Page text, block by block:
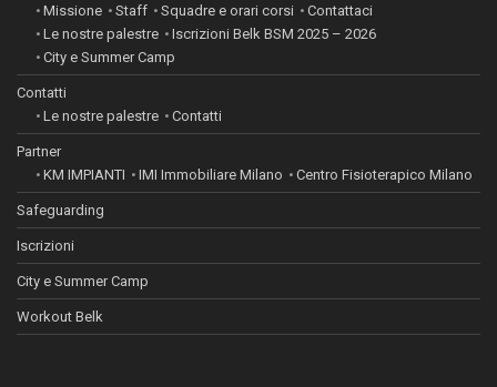
Missione
Staff Squadre e orari corsi
Contattaci
Le nostre palestre
Iscrizioni Belk BSM 2025 – 2026
City e Summer Camp
Contatti
Le nostre palestre
Contatti
Partner
KM IMPIANTI
IMI Immobiliare Milano Centro Fisioterapico Milano
Safeguarding
Iscrizioni
City e Summer Camp
Workout Belk